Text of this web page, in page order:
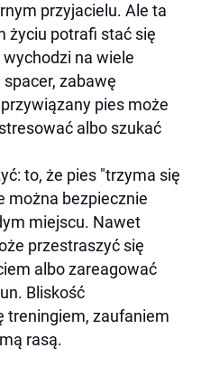
przyjacielu. Ale ta
życiu potrafi stać się
na wiele
zabawę
pies może
albo szukać
to, że pies "trzyma się
można bezpiecznie
miejscu. Nawet
przestraszyć się
albo zareagować
Bliskość
treningiem, zaufaniem
rasą.